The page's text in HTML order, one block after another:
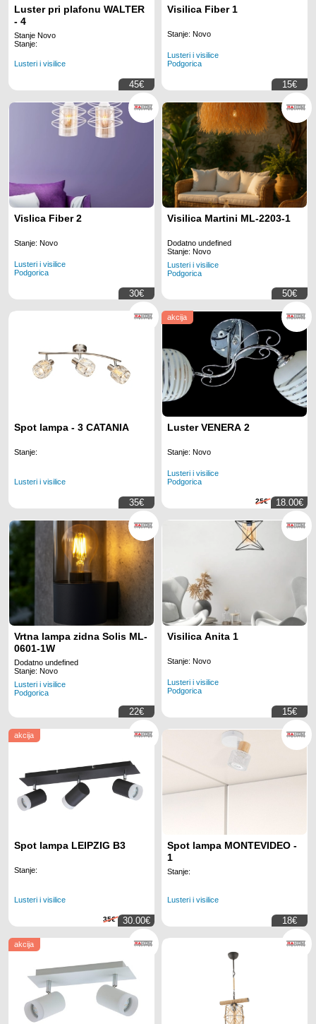
Luster pri plafonu WALTER
- 4
Stanje Novo
Stanje:
Lusteri i visilice
45€
Visilica Fiber 1
Stanje: Novo
Lusteri i visilice
Podgorica
15€
Vislica Fiber 2
Stanje: Novo
Lusteri i visilice
Podgorica
30€
Visilica Martini ML-2203-1
Dodatno undefined
Stanje: Novo
Lusteri i visilice
Podgorica
50€
Spot lampa - 3 CATANIA
Stanje:
Lusteri i visilice
35€
akcija
Luster VENERA 2
Stanje: Novo
Lusteri i visilice
Podgorica
25€ 18.00€
Vrtna lampa zidna Solis ML-
0601-1W
Dodatno undefined
Stanje: Novo
Lusteri i visilice
Podgorica
22€
Visilica Anita 1
Stanje: Novo
Lusteri i visilice
Podgorica
15€
akcija
Spot lampa LEIPZIG B3
Stanje:
Lusteri i visilice
35€ 30.00€
Spot lampa MONTEVIDEO -
1
Stanje:
Lusteri i visilice
18€
akcija